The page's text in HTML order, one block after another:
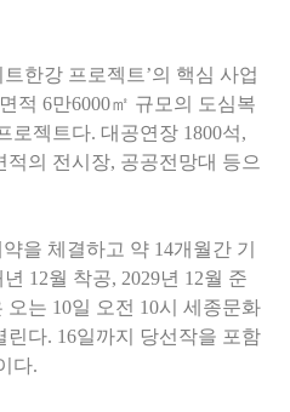
한강 프로젝트’의 핵심 사업
적 6만6000㎡ 규모의 도심복
로젝트다. 대공연장 1800석,
적의 전시장, 공공전망대 등으
을 체결하고 약 14개월간 기
12월 착공, 2029년 12월 준
는 10일 오전 10시 세종문화
다. 16일까지 당선작을 포함
다.